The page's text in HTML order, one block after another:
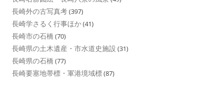
長崎外の古写真考(397)
長崎学さるく行事ほか(41)
長崎市の石橋 (70)
長崎県の土木遺産・市水道史施設 (31)
長崎県の石橋 (77)
長崎要塞地帯標・軍港境域標(87)